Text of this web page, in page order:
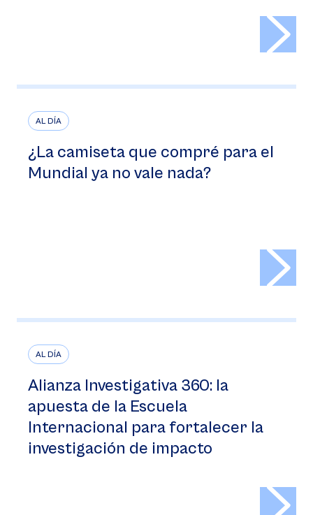
AL DÍA
¿La camiseta que compré para el
Mundial ya no vale nada?
AL DÍA
Alianza Investigativa 360: la
apuesta de la Escuela
Internacional para fortalecer la
investigación de impacto